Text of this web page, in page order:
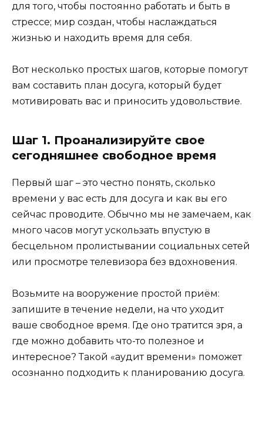
для того, чтобы постоянно работать и быть в
стрессе; мир создан, чтобы наслаждаться
жизнью и находить время для себя.
Вот несколько простых шагов, которые помогут
вам составить план досуга, который будет
мотивировать вас и приносить удовольствие.
Шаг 1. Проанализируйте свое
сегодняшнее свободное время
Первый шаг – это честно понять, сколько
времени у вас есть для досуга и как вы его
сейчас проводите. Обычно мы не замечаем, как
много часов могут ускользать впустую в
бесцельном пролистывании социальных сетей
или просмотре телевизора без вдохновения.
Возьмите на вооружение простой приём:
запишите в течение недели, на что уходит
ваше свободное время. Где оно тратится зря, а
где можно добавить что-то полезное и
интересное? Такой «аудит времени» поможет
осознанно подходить к планированию досуга.